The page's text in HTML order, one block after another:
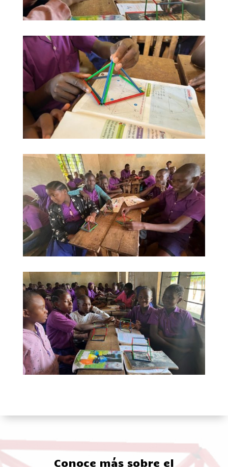
Conoce más sobre el